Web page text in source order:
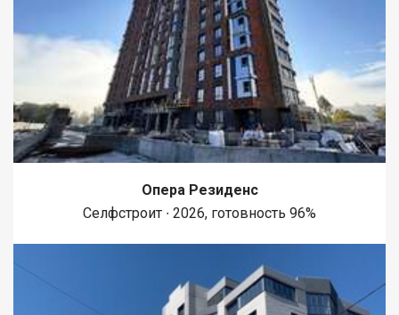
Опера Резиденс
Селфстроит ∙ 2026, готовность 96%